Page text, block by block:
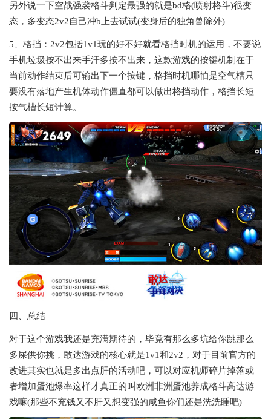
另外说一下空战强袭格斗判定最强的就是bd格(喷射格斗)很变
态，多变态2v2自己冲b上去试试(变身后的独角兽除外)
5、格挡：2v2包括1v1玩的好不好就看格挡时机的运用，不要说
手机垃圾按不出来手汗多按不出来，这款游戏的按键机制在于
当前动作结束后可输出下一个按键，格挡时机哪怕是空气槽只
要没有落地产生机体动作僵直都可以做出格挡动作，格挡长短
按气槽长短计算。
四、总结
对于这个游戏我还是充满期待的，毕竟有那么多坑给你跳那么
多屎供你挑，敢达游戏的核心就是1v1和2v2，对于目前官方的
改进其实也就是多出点肝的活动吧，可以对应机师碎片掉落或
者增加蛋池爆率这样才真正的叫欧洲非洲蛋池养成格斗高达游
戏嘛(那些不充钱又不肝又想变强的咸鱼你们还是洗洗睡吧)